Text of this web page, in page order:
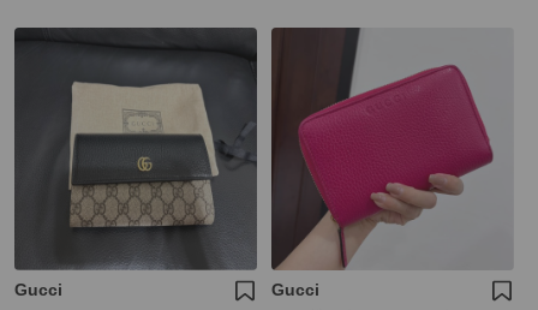
Gucci Gucci